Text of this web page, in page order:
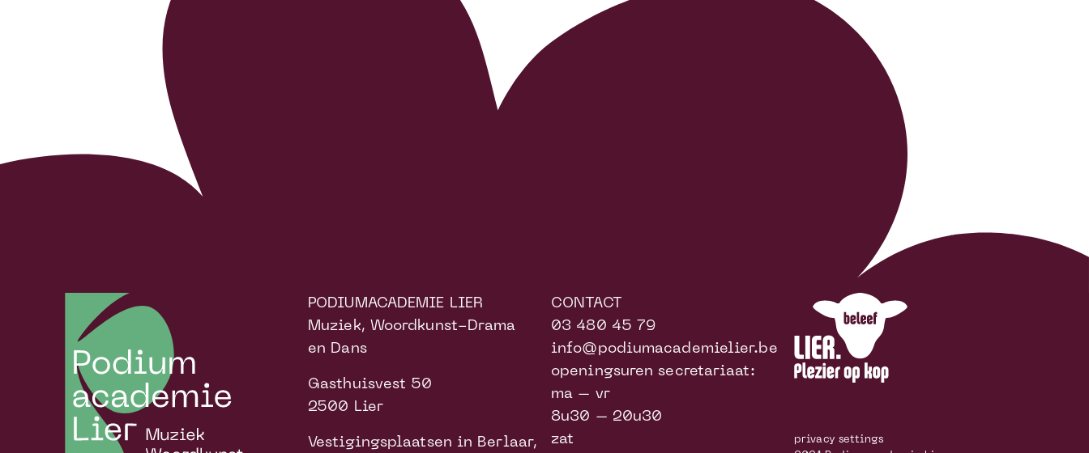
PODIUMACADEMIE LIER
Muziek, Woordkunst-Drama
en Dans
Gasthuisvest 50
2500 Lier
Vestigingsplaatsen in Berlaar,
CONTACT
03 480 45 79
info@podiumacademielier.be
openingsuren secretariaat:
ma – vr
8u30 – 20u30
zat
privacy settings